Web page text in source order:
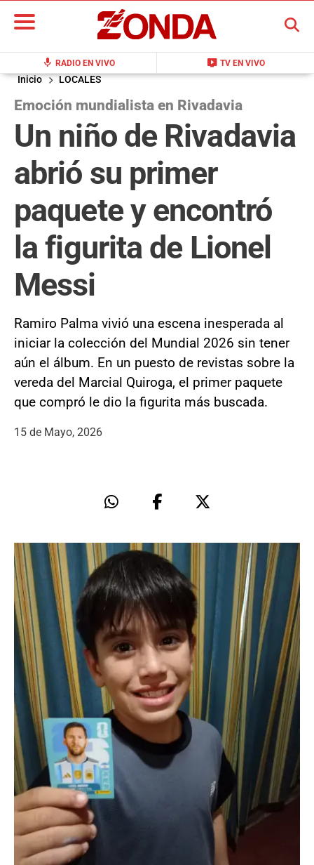
mic RADIO EN VIVO live_tv TV EN VIVO
BUSCAR
Inicio LOCALES
Emoción mundialista en Rivadavia
Un niño de Rivadavia
abrió su primer
paquete y encontró
la figurita de Lionel
Messi
Ramiro Palma vivió una escena inesperada al
iniciar la colección del Mundial 2026 sin tener
aún el álbum. En un puesto de revistas sobre la
vereda del Marcial Quiroga, el primer paquete
que compró le dio la figurita más buscada.
15 de Mayo, 2026